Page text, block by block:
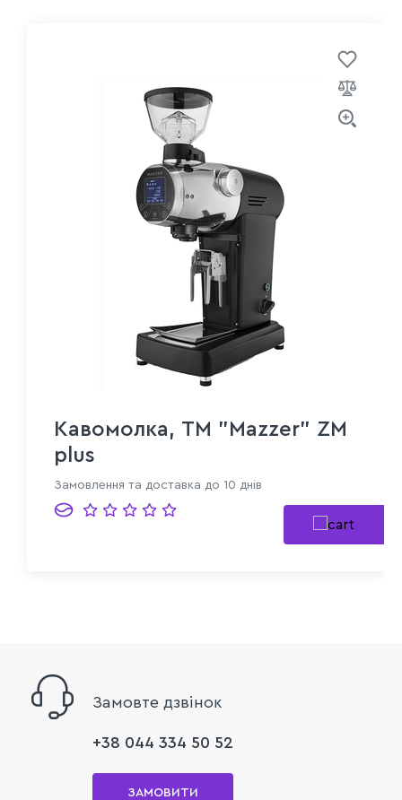
Кавомолка, ТМ "Mazzer" ZM
plus
Замовлення та доставка до 10 днів
Замовте дзвінок
+38 044 334 50 52
ЗАМОВИТИ